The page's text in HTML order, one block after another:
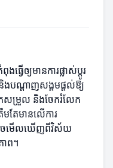
ើឲ្យមានការផ្លាស់ប្តូរ​
ងបណ្តាញសង្គមផ្តល់ឱ្យ
ែសម្រួល និងចែករំលែក
តែមានលើការ
ាចមើលឃើញពីវិស័យ
ាព។